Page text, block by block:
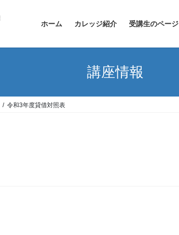
ホーム カレッジ紹介 受講生のページ
講座情報
令和3年度貸借対照表